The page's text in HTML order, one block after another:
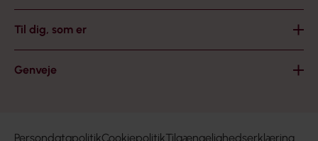
Til dig, som er
Genveje
PersondatapolitikCookiepolitikTilgængelighedserklæring